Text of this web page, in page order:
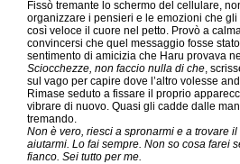
Fissò tremante lo schermo del cellulare,
organizzare i pensieri e le emozioni che
così veloce il cuore nel petto. Provò a
convincersi che quel messaggio fosse
sentimento di amicizia che Haru provava
Sciocchezze, non faccio nulla di che,
sul vago per capire dove l’altro volesse
Rimase seduto a fissare il proprio
vibrare di nuovo. Quasi gli cadde dalle
tremando.
Non è vero, riesci a spronarmi e a trovare
aiutarmi. Lo fai sempre. Non so cosa farei
fianco. Sei tutto per me.